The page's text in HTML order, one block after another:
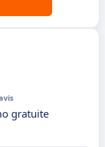
gratuite